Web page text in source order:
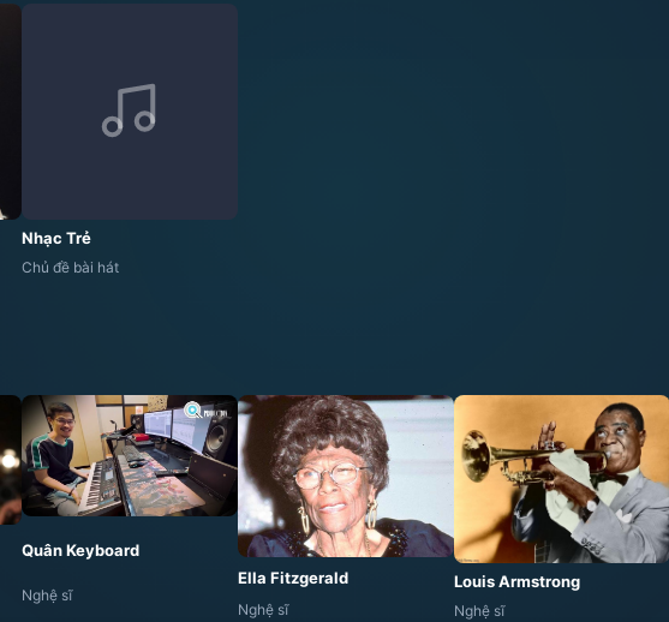
Nhạc Trẻ
Chủ đề bài hát
Quân Keyboard
Nghệ sĩ
Ella Fitzgerald
Nghệ sĩ
Louis Armstrong
Nghệ sĩ